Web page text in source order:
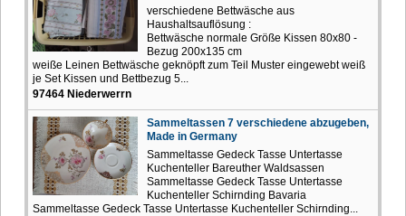
verschiedene Bettwäsche aus
Haushaltsauflösung :
Bettwäsche normale Größe Kissen 80x80 -
Bezug 200x135 cm
weiße Leinen Bettwäsche geknöpft zum Teil Muster eingewebt weiß
je Set Kissen und Bettbezug 5...
97464 Niederwerrn
Sammeltassen 7 verschiedene abzugeben,
Made in Germany
Sammeltasse Gedeck Tasse Untertasse
Kuchenteller Bareuther Waldsassen
Sammeltasse Gedeck Tasse Untertasse
Kuchenteller Schirnding Bavaria
Sammeltasse Gedeck Tasse Untertasse Kuchenteller Schirnding...